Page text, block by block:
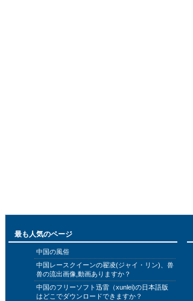
最も人気のページ
中国の風俗
中国レースクイーンの翟凌(ジャイ・リン)、兽
兽の流出画像,動画ありますか？
中国のフリーソフト迅雷（xunlei)の日本語版
はどこでダウンロードできますか？